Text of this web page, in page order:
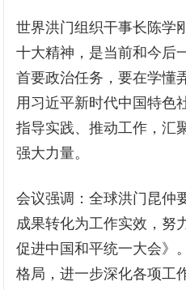
世界洪门组织干事长陈学
十大精神，是当前和今后
首要政治任务，要在学懂
用习近平新时代中国特色
指导实践、推动工作，汇
强大力量。
会议强调：全球洪门昆仲
成果转化为工作实效，努
促进中国和平统一大会》
格局，进一步深化各项工